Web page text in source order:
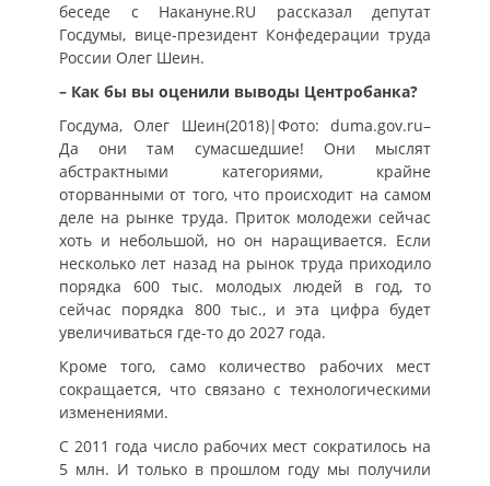
беседе с Накануне.RU рассказал депутат
Госдумы, вице-президент Конфедерации труда
России Олег Шеин.
– Как бы вы оценили выводы Центробанка?
Госдума, Олег Шеин(2018)|Фото: duma.gov.ru–
Да они там сумасшедшие! Они мыслят
абстрактными категориями, крайне
оторванными от того, что происходит на самом
деле на рынке труда. Приток молодежи сейчас
хоть и небольшой, но он наращивается. Если
несколько лет назад на рынок труда приходило
порядка 600 тыс. молодых людей в год, то
сейчас порядка 800 тыс., и эта цифра будет
увеличиваться где-то до 2027 года.
Кроме того, само количество рабочих мест
сокращается, что связано с технологическими
изменениями.
С 2011 года число рабочих мест сократилось на
5 млн. И только в прошлом году мы получили